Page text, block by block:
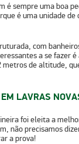
é sempre uma boa
é uma unidade
com
a se fazer é
metros de altitude,
EM LAVRAS
foi eleita a
não precisamos
a prova!